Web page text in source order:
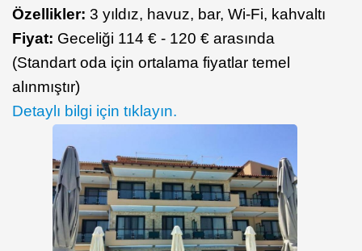
Özellikler: 3 yıldız, havuz, bar, Wi-Fi, kahvaltı
Fiyat: Geceliği 114 € - 120 € arasında
(Standart oda için ortalama fiyatlar temel
alınmıştır)
Detaylı bilgi için tıklayın.